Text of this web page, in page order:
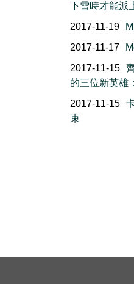
下雪時才能派
2017-11-19
2017-11-17
2017-11-15
的三位新英雄
2017-11-15
束